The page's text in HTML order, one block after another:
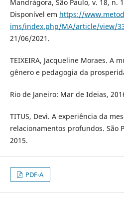
Mandrágora, São Paulo, v. 18, n.
Disponível em https://
ims/index.php/MA/article/view/
21/06/2021.
TEIXEIRA, Jacqueline Moraes. A
gênero e pedagogia da
Rio de Janeiro: Mar de Ideias,
TITUS, Devi. A experiência da
relacionamentos profundos. São
2015.
PDF-A